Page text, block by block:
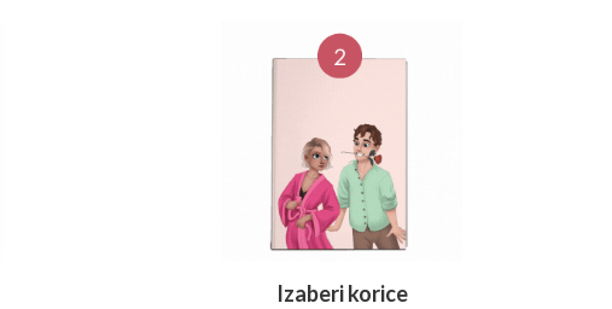
Izaberi korice